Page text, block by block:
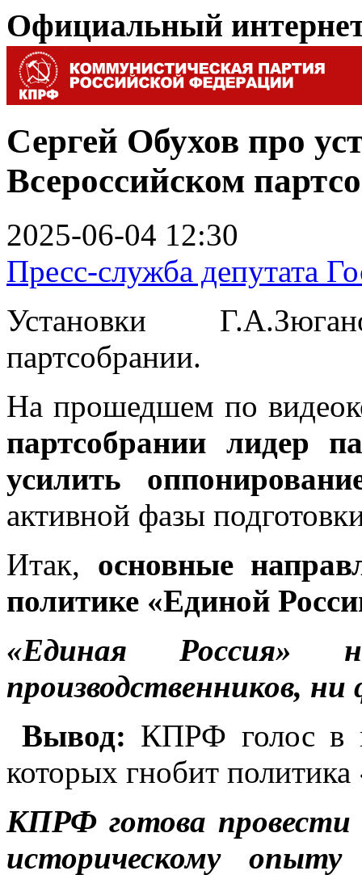
Официальный
Сергей Обухов про
Всероссийском
2025-06-04 12:30
Пресс-служба депутата
Установки
партсобрании.
На прошедшем по
партсобрании лидер
усилить
активной фазы
Итак, основные
политике «Единой
«Единая
производственников,
Вывод: КПРФ голос в
которых гнобит
КПРФ готова провести
историческому